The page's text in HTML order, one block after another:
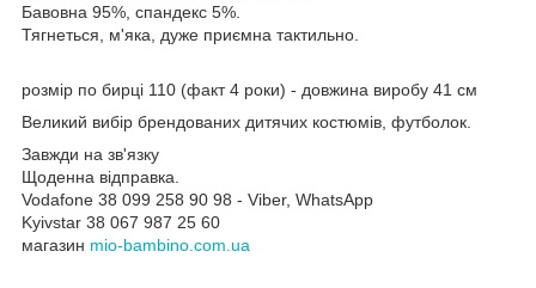
Бавовна 95%, спандекс 5%.
Тягнеться, м'яка, дуже приємна тактильно.
розмір по бирці 110 (факт 4 роки) - довжина виробу 41 см
Великий вибір брендованих дитячих костюмів, футболок.
Завжди на зв'язку
Щоденна відправка.
Vodafone 38 099 258 90 98 - Viber, WhatsApp
Kyivstar 38 067 987 25 60
магазин mio-bambino.com.ua